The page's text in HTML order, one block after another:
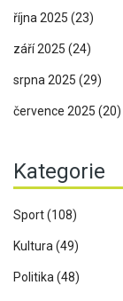
října 2025 (23)
září 2025 (24)
srpna 2025 (29)
července 2025 (20)
Kategorie
Sport(108)
Kultura(49)
Politika(48)